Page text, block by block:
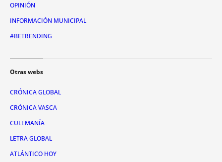
OPINIÓN
INFORMACIÓN MUNICIPAL
#BETRENDING
Otras webs
CRÓNICA GLOBAL
CRÓNICA VASCA
CULEMANÍA
LETRA GLOBAL
ATLÁNTICO HOY